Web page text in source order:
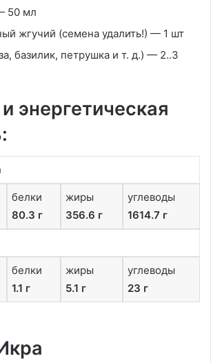
50 мл
жгучий (семена удалить!) — 1 шт
базилик, петрушка и т. д.) — 2..3
энергетическая
белки
80.3 г
жиры
356.6 г
углеводы
1614.7 г
белки
1.1 г
жиры
5.1 г
углеводы
23 г